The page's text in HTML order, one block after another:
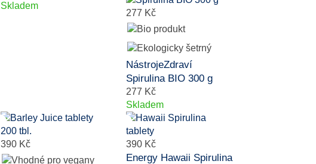
Skladem
277 Kč
NástrojeZdraví
Spirulina BIO 300 g
277 Kč
Skladem
390 Kč 390 Kč
Energy Hawaii Spirulina